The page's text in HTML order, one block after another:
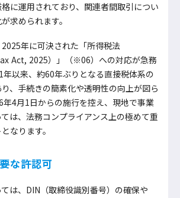
に運用されており、関連者間取引につい
求められます。
年に可決された「所得税法
Act, 2025）」（※06）への対応が急務
年以来、約60年ぶりとなる直接税体系の
、手続きの簡素化や透明性の向上が図ら
年4月1日からの施行を控え、現地で事業
は、法務コンプライアンス上の極めて重
なります。
な許認可
は、DIN（取締役識別番号）の確保や